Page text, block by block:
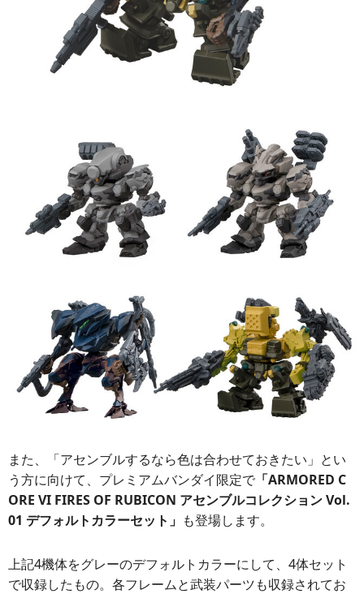
また、「アセンブルするなら色は合わせておきたい」とい
う方に向けて、プレミアムバンダイ限定で 「ARMORED C
ORE VI FIRES OF RUBICON アセンブルコレクション Vol.
01 デフォルトカラーセット」 も登場します。
上記4機体をグレーのデフォルトカラーにして、4体セット
で収録したもの。各フレームと武装パーツも収録されてお